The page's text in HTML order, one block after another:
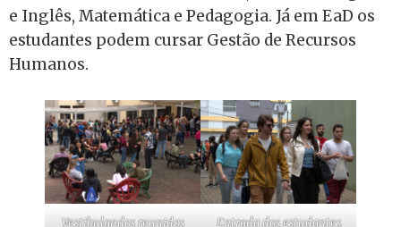
e Inglês, Matemática e Pedagogia. Já em EaD os
estudantes podem cursar Gestão de Recursos
Humanos.
Vestibulandos reunidos
Entrada dos estudantes